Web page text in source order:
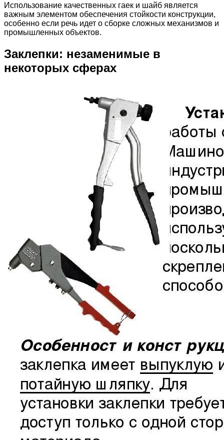
Использование качественных гаек и шайб является
важным элементом обеспечения стойкости конструкции,
особенно если речь идет о сборке сложных механизмов и
промышленных объектов.
Заклепки: незаменимые в
некоторых сферах